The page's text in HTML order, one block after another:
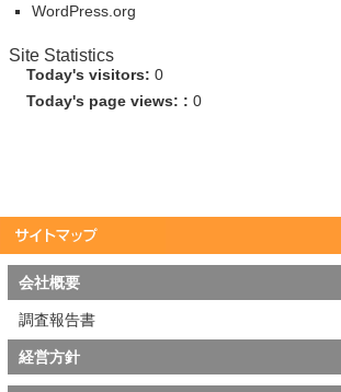
WordPress.org
Site Statistics
Today's visitors: 0
Today's page views: : 0
会社概要
調査報告書
経営方針